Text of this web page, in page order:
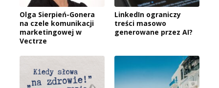
Olga Sierpień-Gonera
na czele komunikacji
marketingowej w
Vectrze
LinkedIn ograniczy
treści masowo
generowane przez AI?